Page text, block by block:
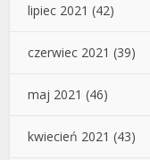
lipiec 2021 (42)
czerwiec 2021 (39)
maj 2021 (46)
kwiecień 2021 (43)